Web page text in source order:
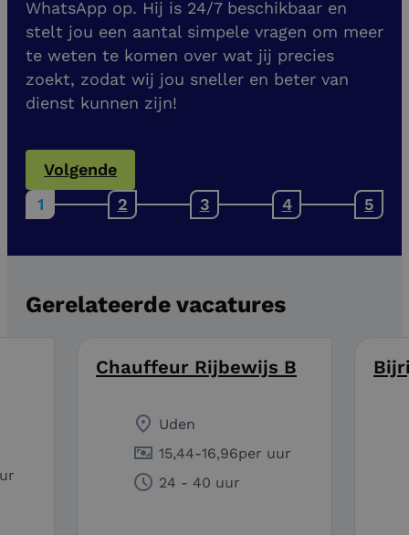
WhatsApp op. Hij is 24/7 beschikbaar en
stelt jou een aantal simpele vragen om meer
te weten te komen over wat jij precies
zoekt, zodat wij jou sneller en beter van
dienst kunnen zijn!
Volgende
Gerelateerde vacatures
Chauffeur Rijbewijs B
Uden
15,44-16,96per uur
24 - 40 uur